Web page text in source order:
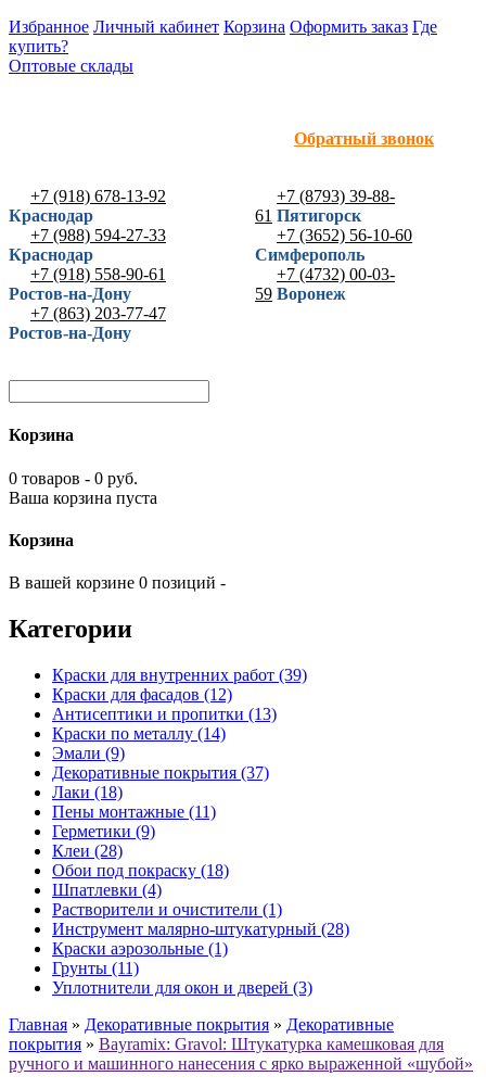
Избранное Личный кабинет Корзина Оформить заказ Где
купить?
Оптовые склады
Обратный звонок
+7 (918) 678-13-92
Краснодар
+7 (988) 594-27-33
Краснодар
+7 (918) 558-90-61
Ростов-на-Дону
+7 (863) 203-77-47
Ростов-на-Дону
+7 (8793) 39-88-
61 Пятигорск
+7 (3652) 56-10-60
Симферополь
+7 (4732) 00-03-
59 Воронеж
Корзина
0 товаров - 0 руб.
Ваша корзина пуста
Корзина
В вашей корзине 0 позиций -
Категории
Краски для внутренних работ (39)
Краски для фасадов (12)
Антисептики и пропитки (13)
Краски по металлу (14)
Эмали (9)
Декоративные покрытия (37)
Лаки (18)
Пены монтажные (11)
Герметики (9)
Клеи (28)
Обои под покраску (18)
Шпатлевки (4)
Растворители и очистители (1)
Инструмент малярно-штукатурный (28)
Краски аэрозольные (1)
Грунты (11)
Уплотнители для окон и дверей (3)
Главная » Декоративные покрытия » Декоративные
покрытия » Bayramix: Gravol: Штукатурка камешковая для
ручного и машинного нанесения с ярко выраженной «шубой»